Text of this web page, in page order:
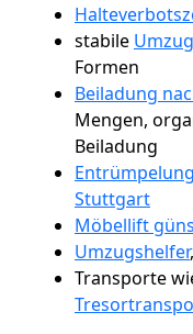
stabile
Formen
Beiladung
Mengen,
Beiladung
Entrümpelung
Stuttgart
Möbellift
Umzugshelfer
Transporte